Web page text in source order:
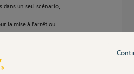
dans un seul scénario,
la mise à l’arrêt ou